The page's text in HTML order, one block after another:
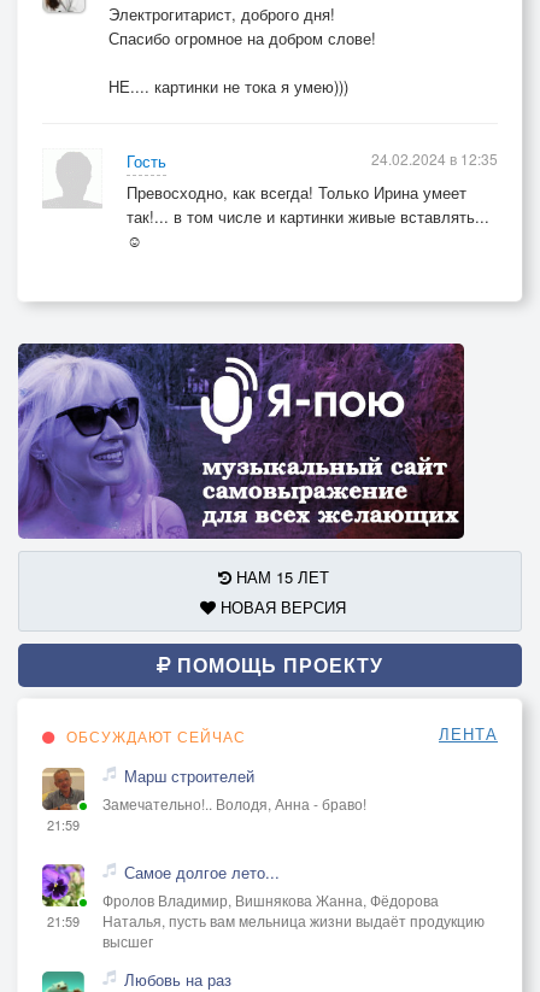
Электрогитарист, доброго дня!
Спасибо огромное на добром слове!
НЕ.... картинки не тока я умею)))
Гость
Превосходно, как всегда! Только Ирина умеет
так!... в том числе и картинки живые вставлять...
☺️
24.02.2024 в 12:35
НАМ 15 ЛЕТ
НОВАЯ ВЕРСИЯ
ПОМОЩЬ ПРОЕКТУ
ОБСУЖДАЮТ СЕЙЧАС ЛЕНТА
21:59
Марш строителей
Замечательно!.. Володя, Анна - браво!
21:59
Самое долгое лето...
Фролов Владимир, Вишнякова Жанна, Фёдорова
Наталья, пусть вам мельница жизни выдаёт продукцию
высшег
Любовь на раз